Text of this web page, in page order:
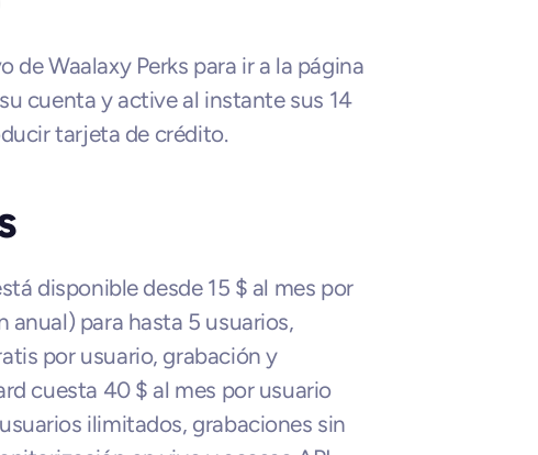
de Waalaxy Perks para ir a la página
cuenta y active al instante sus 14
tarjeta de crédito.
disponible desde 15 $ al mes por
anual) para hasta 5 usuarios,
por usuario, grabación y
cuesta 40 $ al mes por usuario
ilimitados, grabaciones sin